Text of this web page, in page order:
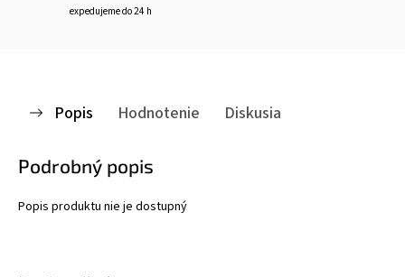
expedujeme do 24 h
Popis Hodnotenie Diskusia
Podrobný popis
Popis produktu nie je dostupný